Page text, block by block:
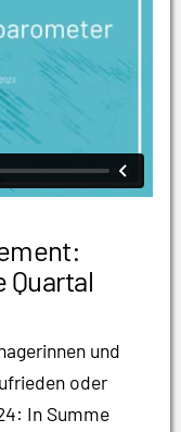
Quartal
und
oder
In Summe